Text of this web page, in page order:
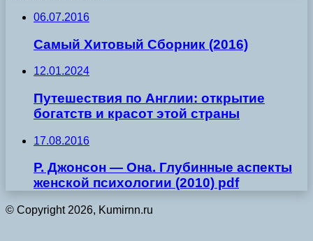
06.07.2016
Самый Хитовый Сборник (2016)
12.01.2024
Путешествия по Англии: открытие
богатств и красот этой страны
17.08.2016
Р. Джонсон — Она. Глубинные аспекты
женской психологии (2010) pdf
© Copyright 2026, Kumirnn.ru